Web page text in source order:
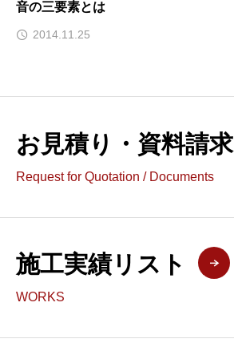
音の三要素とは
2014.11.25
お見積り・資料請求
Request for Quotation / Documents
施工実績リスト
WORKS